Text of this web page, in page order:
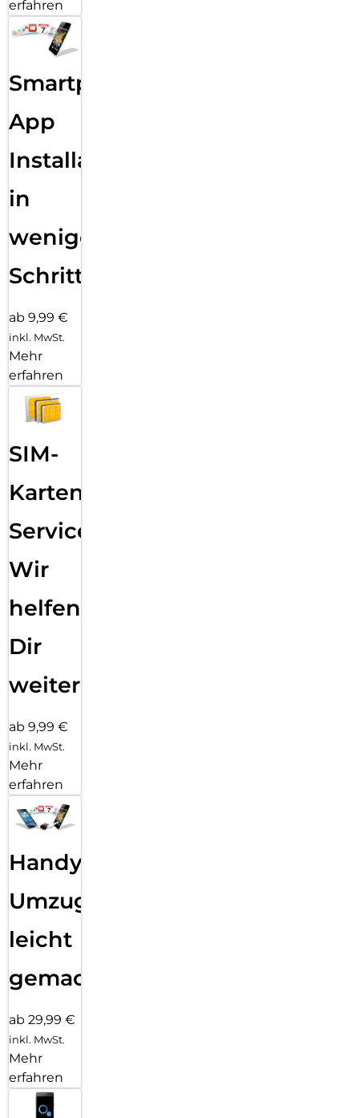
erfahren
Smartphone
App
Installation
in
wenigen
Schritten
ab 9,99 €
inkl. MwSt.
Mehr
erfahren
SIM-
Karten
Service:
Wir
helfen
Dir
weiter
ab 9,99 €
inkl. MwSt.
Mehr
erfahren
Handy
Umzug
leicht
gemacht!
ab 29,99 €
inkl. MwSt.
Mehr
erfahren